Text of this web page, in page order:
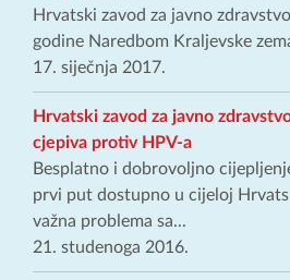
Hrvatski zavod za javno
godine Naredbom Kraljevske
17. siječnja 2017.
Hrvatski zavod za javno
cjepiva protiv HPV-a
Besplatno i dobrovoljno
prvi put dostupno u cijeloj
važna problema sa...
21. studenoga 2016.